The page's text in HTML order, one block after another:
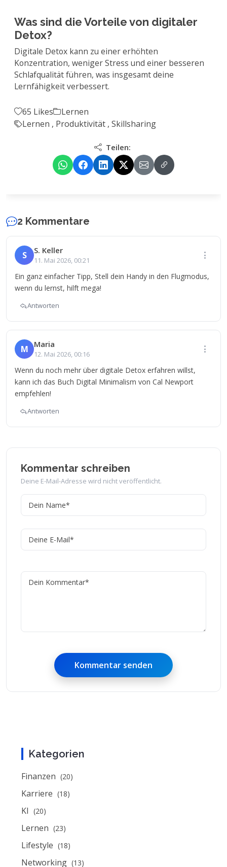
Was sind die Vorteile von digitaler
Detox?
Digitale Detox kann zu einer erhöhten
Konzentration, weniger Stress und einer besseren
Schlafqualität führen, was insgesamt deine
Lernfähigkeit verbessert.
65 Likes
Lernen
Lernen , Produktivität , Skillsharing
Teilen:
2 Kommentare
S S. Keller
11. Mai 2026, 00:21
Ein ganz einfacher Tipp, Stell dein Handy in den Flugmodus,
wenn du lernst, hilft mega!
Antworten
M Maria
12. Mai 2026, 00:16
Wenn du noch mehr über digitale Detox erfahren willst,
kann ich das Buch Digital Minimalism von Cal Newport
empfehlen!
Antworten
Kommentar schreiben
Deine E-Mail-Adresse wird nicht veröffentlicht.
Kommentar senden
Kategorien
Finanzen (20)
Karriere (18)
KI (20)
Lernen (23)
Lifestyle (18)
Networking (13)